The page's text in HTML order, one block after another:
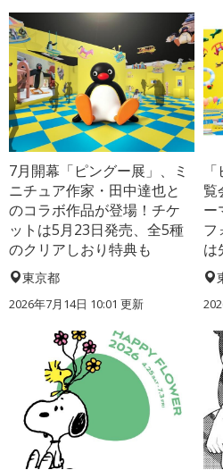
7月開幕「ピングー展」、ミ
ニチュア作家・田中達也と
のコラボ作品が登場！チケ
ットは5月23日発売、全5種
のクリアしおり特典も
東京都
2026年7月14日 10:01 更新
覧
ー
フ
は